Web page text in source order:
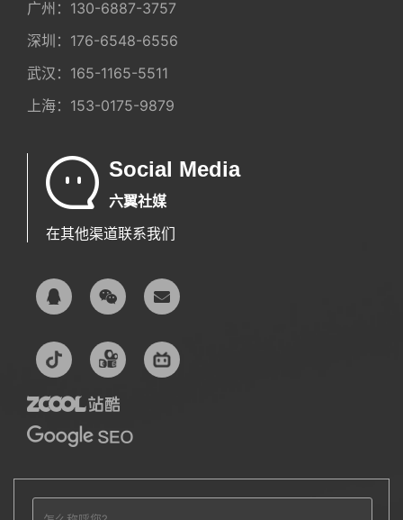
广州： 130-6887-3757
深圳： 176-6548-6556
武汉： 165-1165-5511
上海： 153-0175-9879
Social Media
六翼社媒
在其他渠道联系我们